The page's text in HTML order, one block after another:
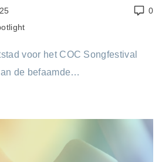
0
voor het COC Songfestival
de befaamde…